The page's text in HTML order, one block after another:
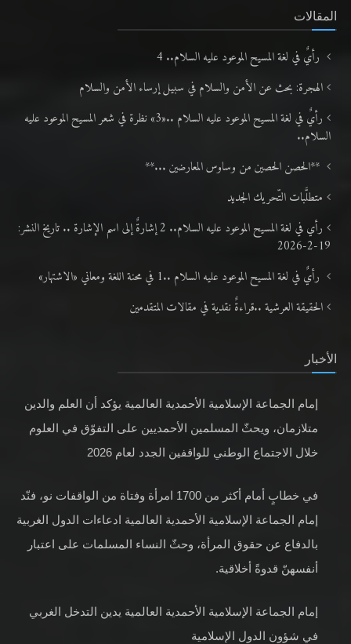
المقالات
رأيٌ في لغة المسيح الموعود عليه السلام.. 4
الهجرة: بحث عن الأمن والسلام في سبيل إرساء الأمن والسلام
رأيٌ في لغة المسيح الموعود عليه السلام ..«3» نظرة في شعر المسيح الموعود عليه
السلام..
**الحصن الحصين من وساوس المعارضين ...**
متطلَّبات التّحريك الجديد
رأي في لغة المسيح الموعود عليه السلام.. 2 إشارةٌ إلى اسم الإشارة .. تاريخ النشر:
19-2-2026
رأيٌ في لغة المسيح الموعود عليه السلام ..1 في محنة اللغة ومعاني «الاشتهار»
الحقيقة العرشية ..قراءةٌ نقدية في مقالات المتقدمين
الأخبار
إمام الجماعة الإسلامية الأحمدية العالمية يؤكد أن العلم والدين
متلازمان، ويحثّ المسلمين الأحمديين على التفوّق في العلوم
خلال الاجتماع الوطني للواقفين الجدد لعام 2026
في خطابٍ أمام أكثر من 1700 امرأة وفتاة من الواقفات نو، فنّد
إمام الجماعة الإسلامية الأحمدية العالمية ادعاءات الدول الغربية
بالدفاع عن حقوق المرأة، وحثّ النساء المسلمات على اعتبار
أنفسهنّ قدوةً أخلاقية.
إمام الجماعة الإسلامية الأحمدية العالمية يدين التدخل الغربي
في شؤون الدول الإسلامية